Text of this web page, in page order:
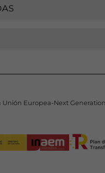
Unión Europea-Next